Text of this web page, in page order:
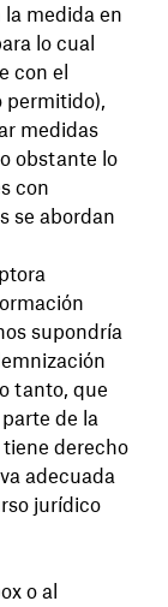
medida en
lo cual
con el
permitido),
medidas
obstante lo
con
se abordan
supondría
tanto, que
de la
derecho
adecuada
jurídico
o al